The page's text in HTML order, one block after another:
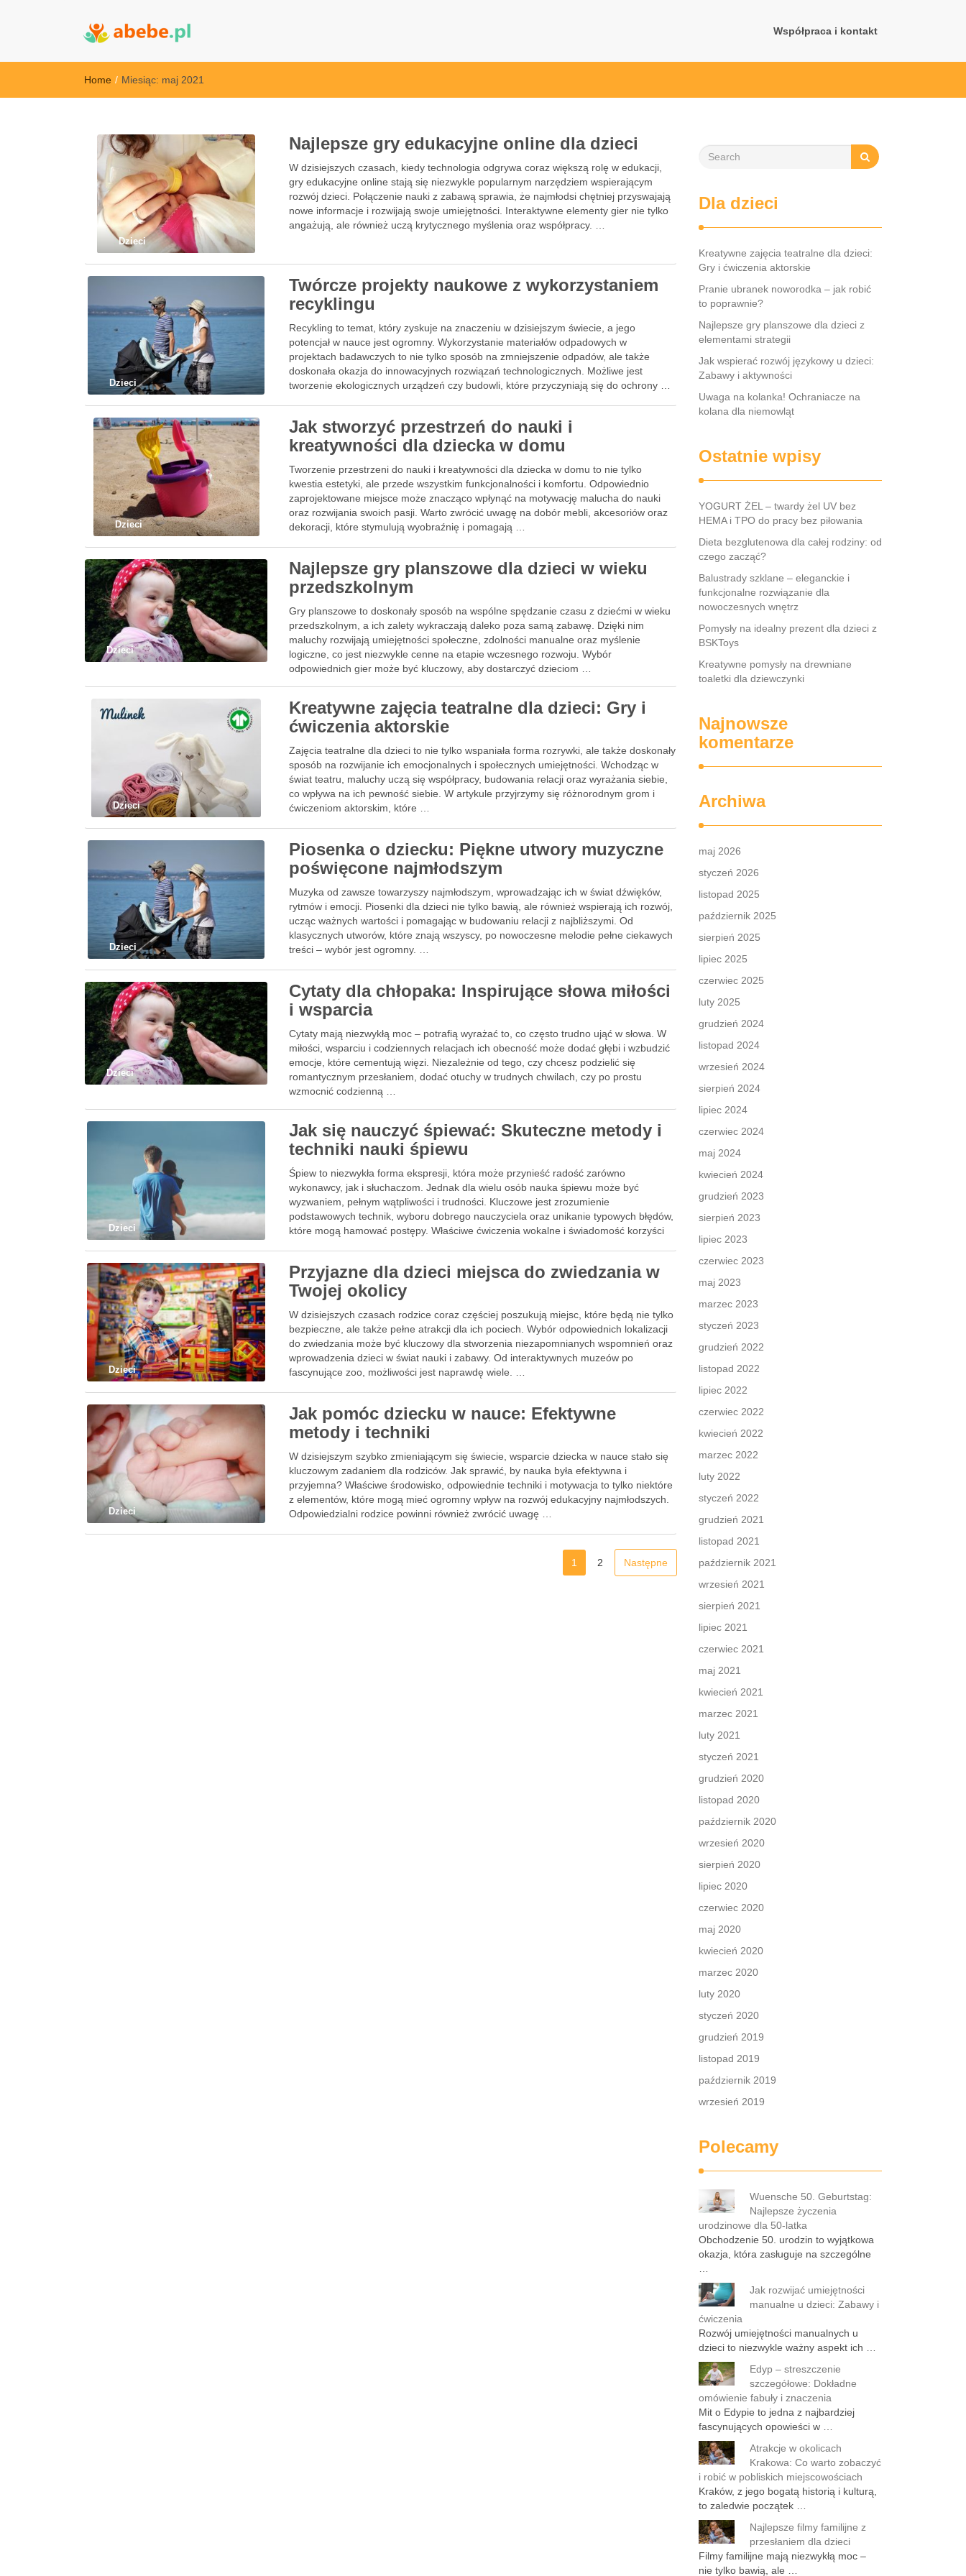
Wszystko dla dzieci - Polska
Współpraca i kontakt
Home / Miesiąc: maj 2021
Dzieci
Najlepsze gry edukacyjne online dla dzieci
W dzisiejszych czasach, kiedy technologia odgrywa coraz większą rolę w edukacji,
gry edukacyjne online stają się niezwykle popularnym narzędziem wspierającym
rozwój dzieci. Połączenie nauki z zabawą sprawia, że najmłodsi chętniej przyswajają
nowe informacje i rozwijają swoje umiejętności. Interaktywne elementy gier nie tylko
angażują, ale również uczą krytycznego myślenia oraz współpracy. …
Dzieci
Twórcze projekty naukowe z wykorzystaniem
recyklingu
Recykling to temat, który zyskuje na znaczeniu w dzisiejszym świecie, a jego
potencjał w nauce jest ogromny. Wykorzystanie materiałów odpadowych w
projektach badawczych to nie tylko sposób na zmniejszenie odpadów, ale także
doskonała okazja do innowacyjnych rozwiązań technologicznych. Możliwe jest
tworzenie ekologicznych urządzeń czy budowli, które przyczyniają się do ochrony …
Dzieci
Jak stworzyć przestrzeń do nauki i
kreatywności dla dziecka w domu
Tworzenie przestrzeni do nauki i kreatywności dla dziecka w domu to nie tylko
kwestia estetyki, ale przede wszystkim funkcjonalności i komfortu. Odpowiednio
zaprojektowane miejsce może znacząco wpłynąć na motywację malucha do nauki
oraz rozwijania swoich pasji. Warto zwrócić uwagę na dobór mebli, akcesoriów oraz
dekoracji, które stymulują wyobraźnię i pomagają …
Dzieci
Najlepsze gry planszowe dla dzieci w wieku
przedszkolnym
Gry planszowe to doskonały sposób na wspólne spędzanie czasu z dziećmi w wieku
przedszkolnym, a ich zalety wykraczają daleko poza samą zabawę. Dzięki nim
maluchy rozwijają umiejętności społeczne, zdolności manualne oraz myślenie
logiczne, co jest niezwykle cenne na etapie wczesnego rozwoju. Wybór
odpowiednich gier może być kluczowy, aby dostarczyć dzieciom …
Dzieci
Kreatywne zajęcia teatralne dla dzieci: Gry i
ćwiczenia aktorskie
Zajęcia teatralne dla dzieci to nie tylko wspaniała forma rozrywki, ale także doskonały
sposób na rozwijanie ich emocjonalnych i społecznych umiejętności. Wchodząc w
świat teatru, maluchy uczą się współpracy, budowania relacji oraz wyrażania siebie,
co wpływa na ich pewność siebie. W artykule przyjrzymy się różnorodnym grom i
ćwiczeniom aktorskim, które …
Dzieci
Piosenka o dziecku: Piękne utwory muzyczne
poświęcone najmłodszym
Muzyka od zawsze towarzyszy najmłodszym, wprowadzając ich w świat dźwięków,
rytmów i emocji. Piosenki dla dzieci nie tylko bawią, ale również wspierają ich rozwój,
ucząc ważnych wartości i pomagając w budowaniu relacji z najbliższymi. Od
klasycznych utworów, które znają wszyscy, po nowoczesne melodie pełne ciekawych
treści – wybór jest ogromny. …
Dzieci
Cytaty dla chłopaka: Inspirujące słowa miłości
i wsparcia
Cytaty mają niezwykłą moc – potrafią wyrażać to, co często trudno ująć w słowa. W
miłości, wsparciu i codziennych relacjach ich obecność może dodać głębi i wzbudzić
emocje, które cementują więzi. Niezależnie od tego, czy chcesz podzielić się
romantycznym przesłaniem, dodać otuchy w trudnych chwilach, czy po prostu
wzmocnić codzienną …
Dzieci
Jak się nauczyć śpiewać: Skuteczne metody i
techniki nauki śpiewu
Śpiew to niezwykła forma ekspresji, która może przynieść radość zarówno
wykonawcy, jak i słuchaczom. Jednak dla wielu osób nauka śpiewu może być
wyzwaniem, pełnym wątpliwości i trudności. Kluczowe jest zrozumienie
podstawowych technik, wyboru dobrego nauczyciela oraz unikanie typowych błędów,
które mogą hamować postępy. Właściwe ćwiczenia wokalne i świadomość korzyści
Dzieci
Przyjazne dla dzieci miejsca do zwiedzania w
Twojej okolicy
W dzisiejszych czasach rodzice coraz częściej poszukują miejsc, które będą nie tylko
bezpieczne, ale także pełne atrakcji dla ich pociech. Wybór odpowiednich lokalizacji
do zwiedzania może być kluczowy dla stworzenia niezapomnianych wspomnień oraz
wprowadzenia dzieci w świat nauki i zabawy. Od interaktywnych muzeów po
fascynujące zoo, możliwości jest naprawdę wiele. …
Dzieci
Jak pomóc dziecku w nauce: Efektywne
metody i techniki
W dzisiejszym szybko zmieniającym się świecie, wsparcie dziecka w nauce stało się
kluczowym zadaniem dla rodziców. Jak sprawić, by nauka była efektywna i
przyjemna? Właściwe środowisko, odpowiednie techniki i motywacja to tylko niektóre
z elementów, które mogą mieć ogromny wpływ na rozwój edukacyjny najmłodszych.
Odpowiedzialni rodzice powinni również zwrócić uwagę …
1 2 Następne
Dla dzieci
Kreatywne zajęcia teatralne dla dzieci:
Gry i ćwiczenia aktorskie
Pranie ubranek noworodka – jak robić
to poprawnie?
Najlepsze gry planszowe dla dzieci z
elementami strategii
Jak wspierać rozwój językowy u dzieci:
Zabawy i aktywności
Uwaga na kolanka! Ochraniacze na
kolana dla niemowląt
Ostatnie wpisy
YOGURT ŻEL – twardy żel UV bez
HEMA i TPO do pracy bez piłowania
Dieta bezglutenowa dla całej rodziny: od
czego zacząć?
Balustrady szklane – eleganckie i
funkcjonalne rozwiązanie dla
nowoczesnych wnętrz
Pomysły na idealny prezent dla dzieci z
BSKToys
Kreatywne pomysły na drewniane
toaletki dla dziewczynki
Najnowsze
komentarze
Archiwa
maj 2026
styczeń 2026
listopad 2025
październik 2025
sierpień 2025
lipiec 2025
czerwiec 2025
luty 2025
grudzień 2024
listopad 2024
wrzesień 2024
sierpień 2024
lipiec 2024
czerwiec 2024
maj 2024
kwiecień 2024
grudzień 2023
sierpień 2023
lipiec 2023
czerwiec 2023
maj 2023
marzec 2023
styczeń 2023
grudzień 2022
listopad 2022
lipiec 2022
czerwiec 2022
kwiecień 2022
marzec 2022
luty 2022
styczeń 2022
grudzień 2021
listopad 2021
październik 2021
wrzesień 2021
sierpień 2021
lipiec 2021
czerwiec 2021
maj 2021
kwiecień 2021
marzec 2021
luty 2021
styczeń 2021
grudzień 2020
listopad 2020
październik 2020
wrzesień 2020
sierpień 2020
lipiec 2020
czerwiec 2020
maj 2020
kwiecień 2020
marzec 2020
luty 2020
styczeń 2020
grudzień 2019
listopad 2019
październik 2019
wrzesień 2019
Polecamy
Wuensche 50. Geburtstag:
Najlepsze życzenia
urodzinowe dla 50-latka
Obchodzenie 50. urodzin to wyjątkowa
okazja, która zasługuje na szczególne
Jak rozwijać umiejętności
manualne u dzieci: Zabawy i
ćwiczenia
Rozwój umiejętności manualnych u
dzieci to niezwykle ważny aspekt ich …
Edyp – streszczenie
szczegółowe: Dokładne
omówienie fabuły i znaczenia
Mit o Edypie to jedna z najbardziej
fascynujących opowieści w …
Atrakcje w okolicach
Krakowa: Co warto zobaczyć
i robić w pobliskich miejscowościach
Kraków, z jego bogatą historią i kulturą,
to zaledwie początek …
Najlepsze filmy familijne z
przesłaniem dla dzieci
Filmy familijne mają niezwykłą moc –
nie tylko bawią, ale …